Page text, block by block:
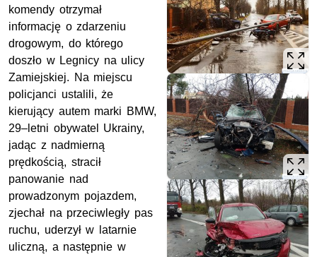
komendy otrzymał
informację o zdarzeniu
drogowym, do którego
doszło w Legnicy na ulicy
Zamiejskiej. Na miejscu
policjanci ustalili, że
kierujący autem marki BMW,
29–letni obywatel Ukrainy,
jadąc z nadmierną
prędkością, stracił
panowanie nad
prowadzonym pojazdem,
zjechał na przeciwległy pas
ruchu, uderzył w latarnie
uliczną, a następnie w